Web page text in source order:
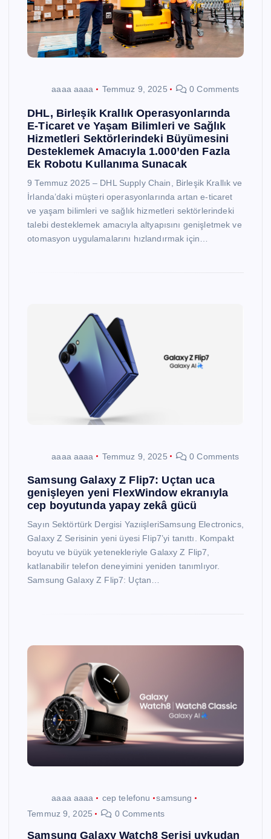
aaaa aaaa Temmuz 9, 2025 0 Comments
DHL, Birleşik Krallık Operasyonlarında
E-Ticaret ve Yaşam Bilimleri ve Sağlık
Hizmetleri Sektörlerindeki Büyümesini
Desteklemek Amacıyla 1.000’den Fazla
Ek Robotu Kullanıma Sunacak
9 Temmuz 2025 – DHL Supply Chain, Birleşik Krallık ve
İrlanda’daki müşteri operasyonlarında artan e-ticaret
ve yaşam bilimleri ve sağlık hizmetleri sektörlerindeki
talebi desteklemek amacıyla altyapısını genişletmek ve
otomasyon uygulamalarını hızlandırmak için…
aaaa aaaa Temmuz 9, 2025 0 Comments
Samsung Galaxy Z Flip7: Uçtan uca
genişleyen yeni FlexWindow ekranıyla
cep boyutunda yapay zekâ gücü
Sayın Sektörtürk Dergisi YazıişleriSamsung Electronics,
Galaxy Z Serisinin yeni üyesi Flip7’yi tanıttı. Kompakt
boyutu ve büyük yetenekleriyle Galaxy Z Flip7,
katlanabilir telefon deneyimini yeniden tanımlıyor.
Samsung Galaxy Z Flip7: Uçtan…
aaaa aaaa cep telefonu
samsung
Temmuz 9, 2025
0 Comments
Samsung Galaxy Watch8 Serisi uykudan